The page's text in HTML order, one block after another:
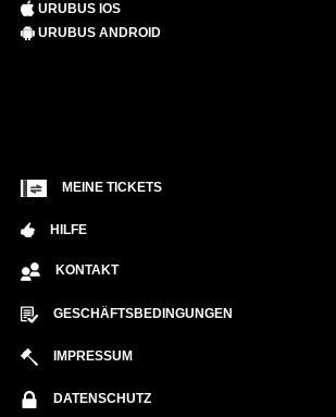
URUBUS IOS
URUBUS ANDROID
MEINE TICKETS
HILFE
KONTAKT
GESCHÄFTSBEDINGUNGEN
IMPRESSUM
DATENSCHUTZ